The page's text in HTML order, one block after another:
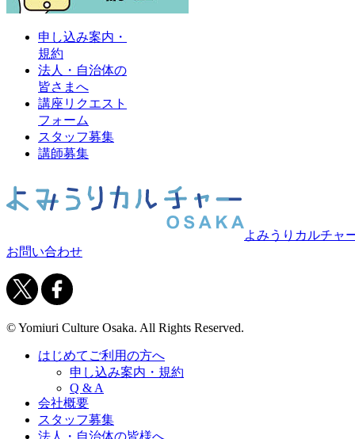
申し込み案内・
規約
法人・自治体の
皆さまへ
講座リクエスト
フォーム
スタッフ募集
講師募集
よみうりカルチャ
お問い合わせ
© Yomiuri Culture Osaka. All Rights Reserved.
はじめてご利用の方へ
申し込み案内・規約
Q & A
会社概要
スタッフ募集